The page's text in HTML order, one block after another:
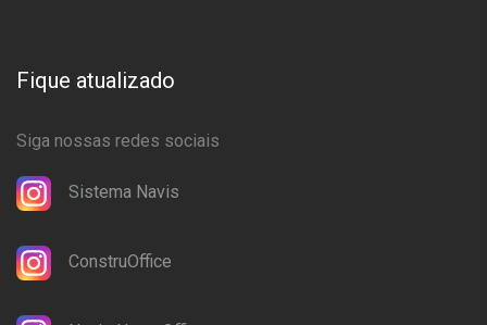
Fique atualizado
Siga nossas redes sociais
Sistema Navis
ConstruOffice